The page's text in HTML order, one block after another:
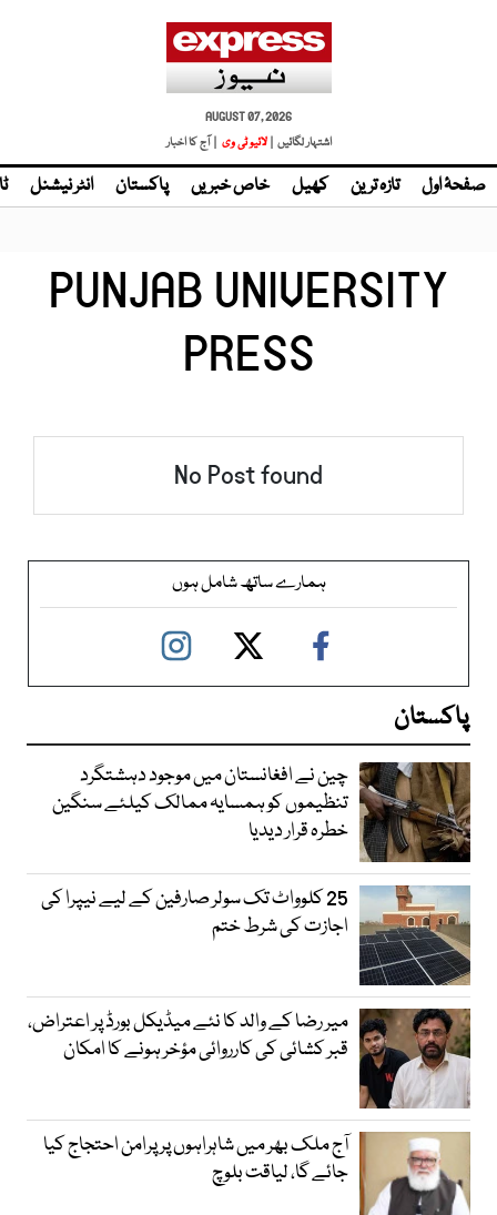
AUGUST 07, 2026
اشتہار لگائیں | لائیو ٹی وی | آج کا اخبار
صفحۂ اول تازہ ترین کھیل خاص خبریں پاکستان انٹر نیشنل
PUNJAB UNIVERSITY
PRESS
No Post found
ہمارے ساتھ شامل ہوں
پاکستان
چین نے افغانستان میں موجود دہشتگرد
تنظیموں کو ہمسایہ ممالک کیلئے سنگین
خطرہ قرار دیدیا
25 کلوواٹ تک سولر صارفین کے لیے نیپرا کی
اجازت کی شرط ختم
میر رضا کے والد کا نئے میڈیکل بورڈ پر اعتراض،
قبر کشائی کی کارروائی مؤخر ہونے کا امکان
آج ملک بھر میں شاہراہوں پر پرامن احتجاج کیا
جائے گا، لیاقت بلوچ